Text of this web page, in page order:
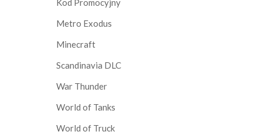
Kod Promocyjny
Metro Exodus
Minecraft
Scandinavia DLC
War Thunder
World of Tanks
World of Truck